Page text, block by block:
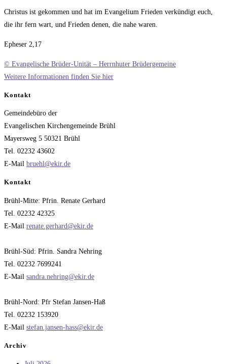
Christus ist gekommen und hat im Evangelium Frieden verkündigt euch,
die ihr fern wart, und Frieden denen, die nahe waren.
Epheser 2,17
© Evangelische Brüder-Unität – Herrnhuter Brüdergemeine
Weitere Informationen finden Sie hier
Kontakt
Gemeindebüro der
Evangelischen Kirchengemeinde Brühl
Mayersweg 5 50321 Brühl
Tel. 02232 43602
E-Mail bruehl@ekir.de
Kontakt
Brühl-Mitte: Pfrin. Renate Gerhard
Tel. 02232 42325
E-Mail renate.gerhard@ekir.de
Brühl-Süd: Pfrin. Sandra Nehring
Tel. 02232 7699241
E-Mail sandra.nehring@ekir.de
Brühl-Nord: Pfr Stefan Jansen-Haß
Tel. 02232 153920
E-Mail stefan.jansen-hass@ekir.de
Archiv